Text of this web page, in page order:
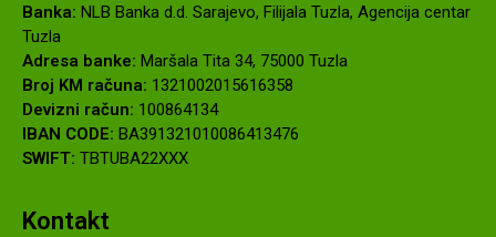
Banka: NLB Banka d.d. Sarajevo, Filijala Tuzla, Agencija centar
Tuzla
Adresa banke: Maršala Tita 34, 75000 Tuzla
Broj KM računa: 1321002015616358
Devizni račun: 100864134
IBAN CODE: BA391321010086413476
SWIFT: TBTUBA22XXX
Kontakt